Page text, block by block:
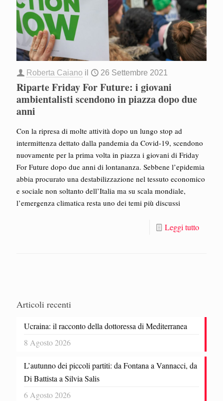
Roberta Caiano il 26 Settembre 2021
Riparte Friday For Future: i giovani
ambientalisti scendono in piazza dopo due
anni
Con la ripresa di molte attività dopo un lungo stop ad
intermittenza dettato dalla pandemia da Covid-19, scendono
nuovamente per la prima volta in piazza i giovani di Friday
For Future dopo due anni di lontananza. Sebbene l’epidemia
abbia procurato una destabilizzazione nel tessuto economico
e sociale non soltanto dell’Italia ma su scala mondiale,
l’emergenza climatica resta uno dei temi più discussi
Leggi tutto
Articoli recenti
Ucraina: il racconto della dottoressa di Mediterranea
8 Agosto 2026
L’autunno dei piccoli partiti: da Fontana a Vannacci, da
Di Battista a Silvia Salis
6 Agosto 2026